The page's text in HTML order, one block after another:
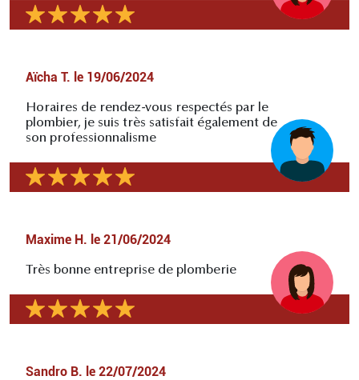
Aïcha T. le 19/06/2024
Horaires de rendez-vous respectés par le
plombier, je suis très satisfait également de
son professionnalisme
Maxime H. le 21/06/2024
Très bonne entreprise de plomberie
Sandro B. le 22/07/2024